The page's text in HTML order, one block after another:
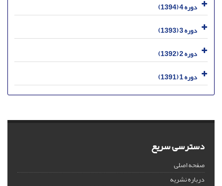
دوره 4 (1394)
دوره 3 (1393)
دوره 2 (1392)
دوره 1 (1391)
دسترسی سریع
صفحه اصلی
درباره نشریه